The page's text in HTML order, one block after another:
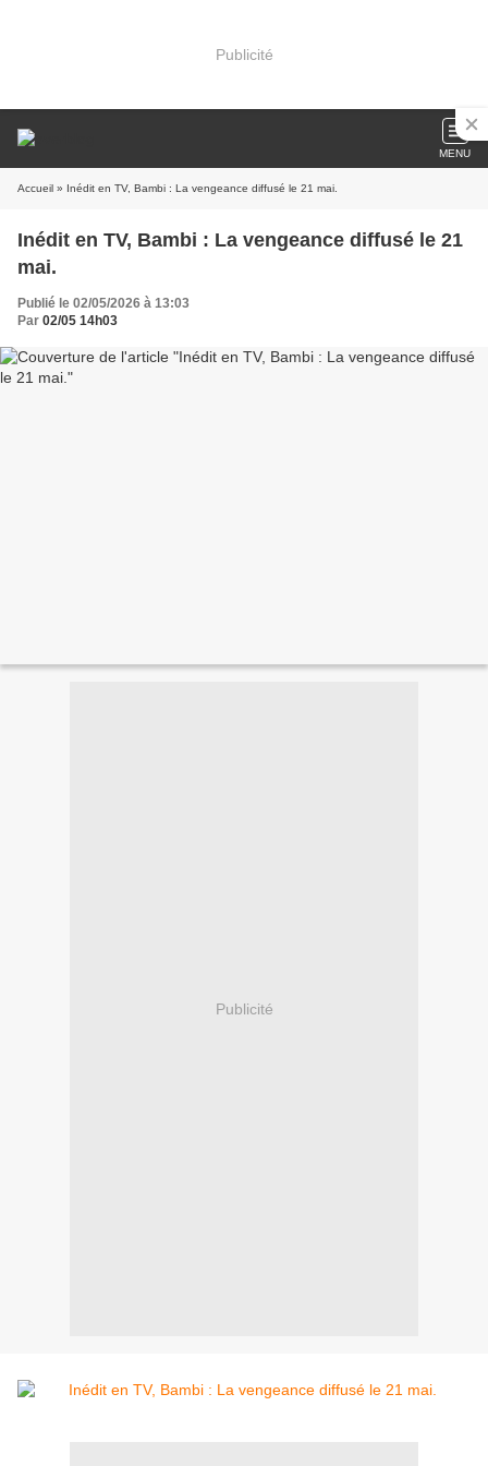
Publicité
MENU
Accueil » Inédit en TV, Bambi : La vengeance diffusé le 21 mai.
Inédit en TV, Bambi : La vengeance diffusé le 21
mai.
Publié le 02/05/2026 à 13:03
Par 02/05 14h03
Publicité